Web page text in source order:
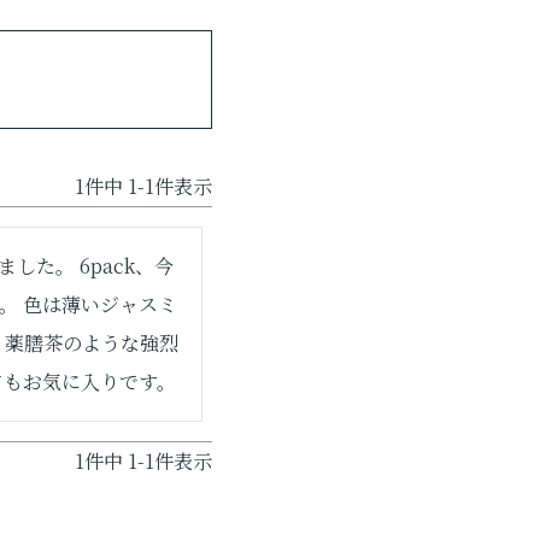
1件中 1-1件表示
した。 6pack、今
色は薄いジャスミ
膳茶のような強烈
お気に入りです。
1件中 1-1件表示